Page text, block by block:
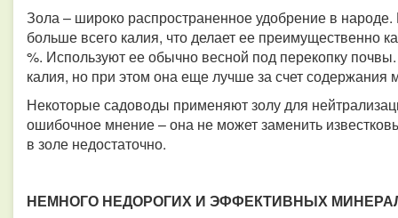
Зола – широко распространенное удобрение в
больше всего калия, что делает ее преимущественно
%. Используют ее обычно весной под перекопку
калия, но при этом она еще лучше за счет содержания
Некоторые садоводы применяют золу для
ошибочное мнение – она не может заменить
в золе недостаточно.
НЕМНОГО НЕДОРОГИХ И ЭФФЕКТИВНЫХ